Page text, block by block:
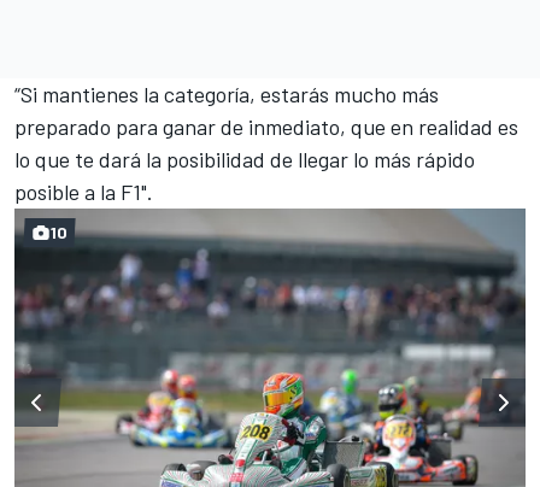
“Si mantienes la categoría, estarás mucho más
preparado para ganar de inmediato, que en realidad es
lo que te dará la posibilidad de llegar lo más rápido
posible a la F1".
10